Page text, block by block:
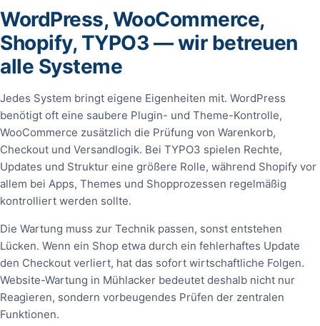
WordPress, WooCommerce,
Shopify, TYPO3 — wir betreuen
alle Systeme
Jedes System bringt eigene Eigenheiten mit. WordPress
benötigt oft eine saubere Plugin- und Theme-Kontrolle,
WooCommerce zusätzlich die Prüfung von Warenkorb,
Checkout und Versandlogik. Bei TYPO3 spielen Rechte,
Updates und Struktur eine größere Rolle, während Shopify vor
allem bei Apps, Themes und Shopprozessen regelmäßig
kontrolliert werden sollte.
Die Wartung muss zur Technik passen, sonst entstehen
Lücken. Wenn ein Shop etwa durch ein fehlerhaftes Update
den Checkout verliert, hat das sofort wirtschaftliche Folgen.
Website-Wartung in Mühlacker bedeutet deshalb nicht nur
Reagieren, sondern vorbeugendes Prüfen der zentralen
Funktionen.